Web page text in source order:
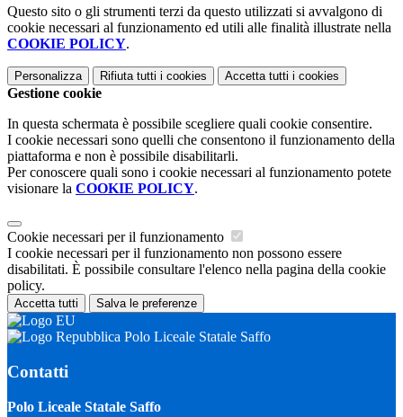
Questo sito o gli strumenti terzi da questo utilizzati si avvalgono di
cookie necessari al funzionamento ed utili alle finalità illustrate nella
COOKIE POLICY.
Personalizza Rifiuta tutti i cookies Accetta tutti i cookies
Gestione cookie
In questa schermata è possibile scegliere quali cookie consentire.
I cookie necessari sono quelli che consentono il funzionamento della
piattaforma e non è possibile disabilitarli.
Per conoscere quali sono i cookie necessari al funzionamento potete
visionare la COOKIE POLICY.
Cookie necessari per il funzionamento
I cookie necessari per il funzionamento non possono essere
disabilitati. È possibile consultare l'elenco nella pagina della cookie
policy.
Accetta tutti Salva le preferenze
Polo Liceale Statale Saffo
Contatti
Polo Liceale Statale Saffo